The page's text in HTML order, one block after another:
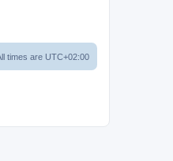
times are UTC+02:00